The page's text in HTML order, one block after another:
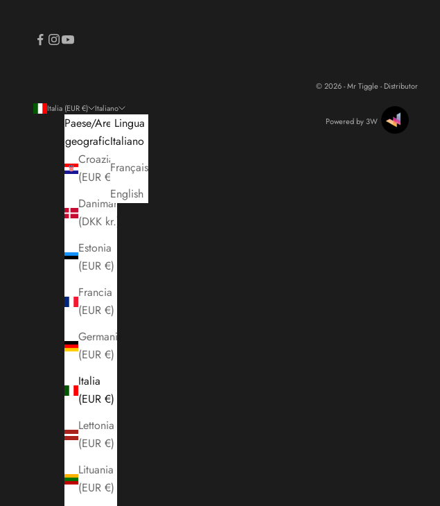
Italia (EUR €)
Paese/Area
geografica
Croazia
(EUR €)
Danimarca
(DKK kr.)
Estonia
(EUR €)
Francia
(EUR €)
Germania
(EUR €)
Italia
(EUR €)
Lettonia
(EUR €)
Lituania
(EUR €)
Italiano
Lingua
Italiano
Français
English
© 2026 - Mr Tiggle - Distributor
Powered by 3W